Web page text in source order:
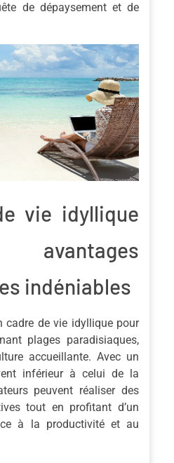
de dépaysement et de
vie idyllique
indéniables
cadre de vie idyllique pour
plages paradisiaques,
accueillante. Avec un
inférieur à celui de la
peuvent réaliser des
tout en profitant d’un
à la productivité et au